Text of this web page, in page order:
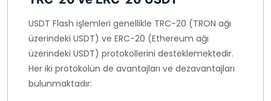
USDT Flash işlemleri genellikle TRC-20 (TRON ağı
üzerindeki USDT) ve ERC-20 (Ethereum ağı
üzerindeki USDT) protokollerini desteklemektedir.
Her iki protokolün de avantajları ve dezavantajları
bulunmaktadır: